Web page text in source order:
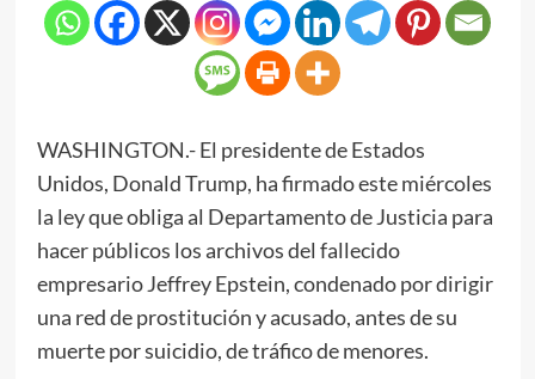
WASHINGTON.- El presidente de Estados
Unidos, Donald Trump, ha firmado este miércoles
la ley que obliga al Departamento de Justicia para
hacer públicos los archivos del fallecido
empresario Jeffrey Epstein, condenado por dirigir
una red de prostitución y acusado, antes de su
muerte por suicidio, de tráfico de menores.